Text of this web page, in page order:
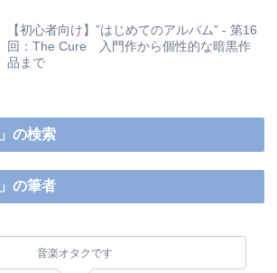
【初心者向け】”はじめてのアルバム” - 第16
回：The Cure 入門作から個性的な暗黒作
品まで
の検索
の筆者
音楽オタクです